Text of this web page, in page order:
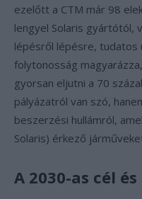
ezelőtt a CTM már 98
lengyel Solaris gyártótól,
lépésről lépésre, tudatos
folytonosság
gyorsan eljutni a 70
pályázatról van szó,
beszerzési hullámról,
Solaris) érkező
A 2030-as cél